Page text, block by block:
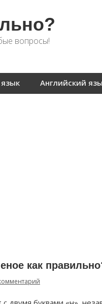
вопросы!
Английский
как